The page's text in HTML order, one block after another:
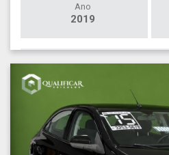
Ano
2019